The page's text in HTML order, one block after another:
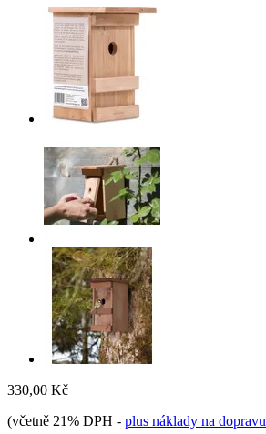
330,00 Kč
(včetně 21% DPH - plus náklady na dopravu